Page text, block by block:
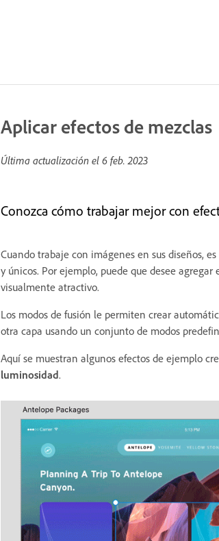
Aplicar efectos de mezclas
Última actualización el 6 feb. 2023
Conozca cómo trabajar mejor con
Cuando trabaje con imágenes en sus diseños,
y únicos. Por ejemplo, puede que desee
visualmente atractivo.
Los modos de fusión le permiten crear
otra capa usando un conjunto de modos
Aquí se muestran algunos efectos de ejemplo
luminosidad.